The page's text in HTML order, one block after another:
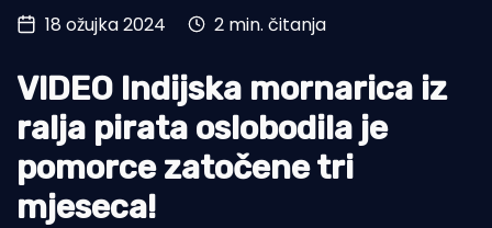
Turizam i nautika
Pomorstvo
Ribolov
Ekologija
Tradicija i kultura
18 ožujka 2024 2 min. čitanja
VIDEO Indijska mornarica iz
ralja pirata oslobodila je
pomorce zatočene tri
mjeseca!